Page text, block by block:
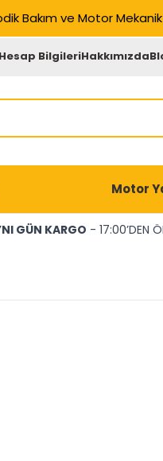
Bakım ve Motor
BilgileriHakkımızda
Motor
GÜN KARGO - 17:00’DEN